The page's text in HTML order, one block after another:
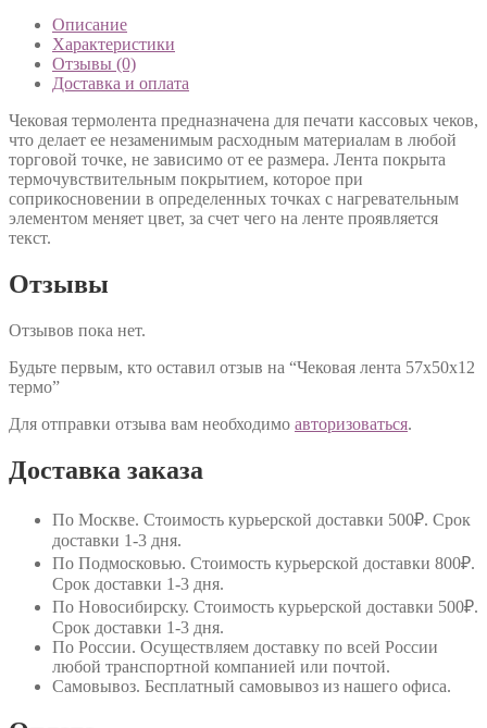
Описание
Характеристики
Отзывы (0)
Доставка и оплата
Чековая термолента предназначена для печати кассовых чеков,
что делает ее незаменимым расходным материалам в любой
торговой точке, не зависимо от ее размера. Лента покрыта
термочувствительным покрытием, которое при
соприкосновении в определенных точках с нагревательным
элементом меняет цвет, за счет чего на ленте проявляется
текст.
Отзывы
Отзывов пока нет.
Будьте первым, кто оставил отзыв на “Чековая лента 57х50х12
термо”
Для отправки отзыва вам необходимо авторизоваться.
Доставка заказа
По Москве. Стоимость курьерской доставки 500₽. Срок
доставки 1-3 дня.
По Подмосковью. Стоимость курьерской доставки 800₽.
Срок доставки 1-3 дня.
По Новосибирску. Стоимость курьерской доставки 500₽.
Срок доставки 1-3 дня.
По России. Осуществляем доставку по всей России
любой транспортной компанией или почтой.
Самовывоз. Бесплатный самовывоз из нашего офиса.